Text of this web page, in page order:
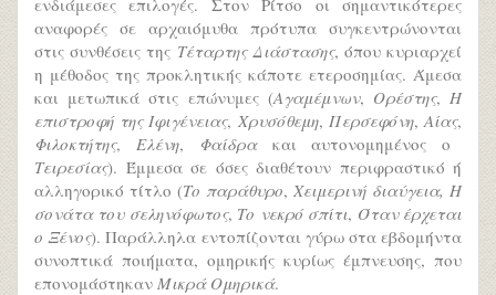
αναφορές σε αρχαιόμυθα πρότυπα συγκεντρώνονται
στις συνθέσεις της Τέταρτης Διάστασης, όπου κυριαρχεί
η μέθοδος της προκλητικής κάποτε ετεροσημίας. Άμεσα
και μετωπικά στις επώνυμες (Αγαμέμνων, Ορέστης, Η
επιστροφή της Ιφιγένειας, Χρυσόθεμη, Περσεφόνη, Αίας,
Φιλοκτήτης, Ελένη, Φαίδρακαι αυτονομημένος ο
Τειρεσίας). Έμμεσα σε όσες διαθέτουν περιφραστικό ή
αλληγορικό τίτλο (Το παράθυρο, Χειμερινή διαύγεια, Η
σονάτα του σεληνόφωτος, Το νεκρό σπίτι, Όταν έρχεται
ο Ξένος). Παράλληλα εντοπίζονται γύρω στα εβδομήντα
συνοπτικά ποιήματα, ομηρικής κυρίως έμπνευσης, που
επονομάστηκαν Μικρά Ομηρικά.